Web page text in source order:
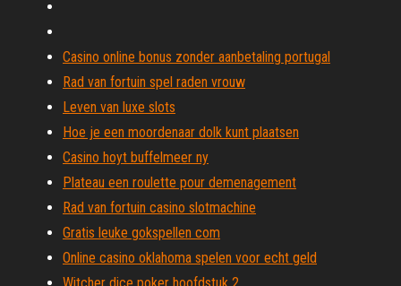
Casino online bonus zonder aanbetaling portugal
Rad van fortuin spel raden vrouw
Leven van luxe slots
Hoe je een moordenaar dolk kunt plaatsen
Casino hoyt buffelmeer ny
Plateau een roulette pour demenagement
Rad van fortuin casino slotmachine
Gratis leuke gokspellen com
Online casino oklahoma spelen voor echt geld